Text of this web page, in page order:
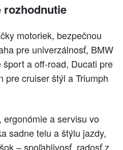
motoriek, bezpečnou
pre univerzálnosť, BMW
a off-road, Ducati pre
pre cruiser štýl a Triumph
a servisu vo
sadne telu a štýlu jazdy,
– spoľahlivosť, radosť z